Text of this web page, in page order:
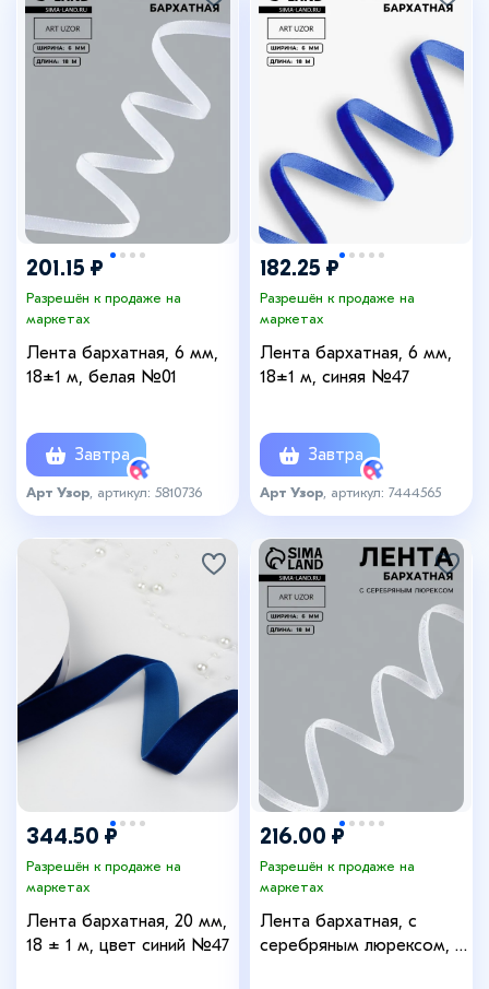
201.15 ₽
Разрешён к продаже на
маркетах
Лента бархатная, 6 мм,
18±1 м, белая №01
Завтра
Арт Узор , артикул: 5810736
182.25 ₽
Разрешён к продаже на
маркетах
Лента бархатная, 6 мм,
18±1 м, синяя №47
Завтра
Арт Узор , артикул: 7444565
344.50 ₽
Разрешён к продаже на
маркетах
Лента бархатная, 20 мм,
18 ± 1 м, цвет синий №47
216.00 ₽
Разрешён к продаже на
маркетах
Лента бархатная, с
серебряным люрексом, 6